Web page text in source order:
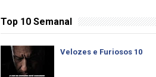
Top 10 Semanal
Velozes e Furiosos 10